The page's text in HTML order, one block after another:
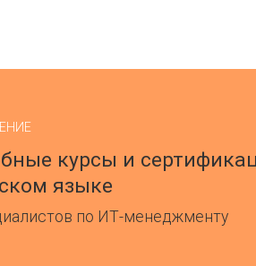
курсы и
языке
по ИТ-менеджменту